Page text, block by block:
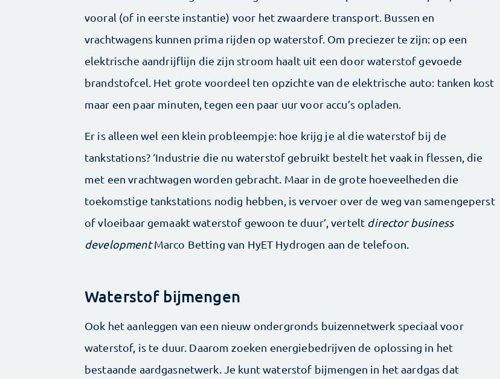
vooral (of in eerste instantie) voor het zwaardere transport. Bussen en
vrachtwagens kunnen prima rijden op waterstof. Om preciezer te zijn: op een
elektrische aandrijflijn die zijn stroom haalt uit een door waterstof gevoede
brandstofcel. Het grote voordeel ten opzichte van de elektrische auto: tanken kost
maar een paar minuten, tegen een paar uur voor accu’s opladen.
Er is alleen wel een klein probleempje: hoe krijg je al die waterstof bij de
tankstations? ‘Industrie die nu waterstof gebruikt bestelt het vaak in flessen, die
met een vrachtwagen worden gebracht. Maar in de grote hoeveelheden die
toekomstige tankstations nodig hebben, is vervoer over de weg van samengeperst
of vloeibaar gemaakt waterstof gewoon te duur’, vertelt director business
developmentMarco Betting van HyET Hydrogen aan de telefoon.
Waterstof bijmengen
Ook het aanleggen van een nieuw ondergronds buizennetwerk speciaal voor
waterstof, is te duur. Daarom zoeken energiebedrijven de oplossing in het
bestaande aardgasnetwerk. Je kunt waterstof bijmengen in het aardgas dat